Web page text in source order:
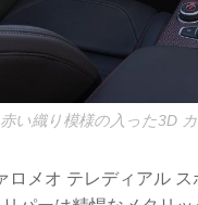
い織り模様の入った3D
ロメオ テレディアル